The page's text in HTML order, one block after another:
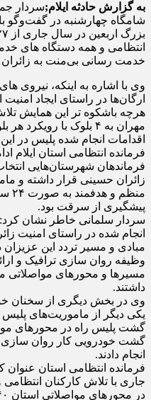
به گزارش حادثه ایلام;سردار
شامگاه چهارشنبه در گفت‌وگو
انتظامی و همه دستگاه های
خدمت رسانی بی‌منت به زائران
وی با اشاره به اینکه، نیروی
ارگان‌ها در راستای ایجاد
هرچه باشکوه تر این همایش
مهران به ۴ بلوک با
اقدامات انجام شده پلیس در
فرمانده انتظامی استان ایلام
فرماندهان شهرستان‌هایی
زائران حسینی قرار داشته و
پیشگیری از سرقت بود.
سردار سلمانی خاطر نشان کرد:
مبادی و مسیر تردد این
وظیفه روان سازی ترافیک و
مسیرها و محورهای مواصلاتی
داشتند.
وی در بخش دیگری از سخنان
گشت خودرویی کار روان سازی
انجام دادند.
فرمانده انتظامی استان عنوان
جاری با تلاش کارکنان